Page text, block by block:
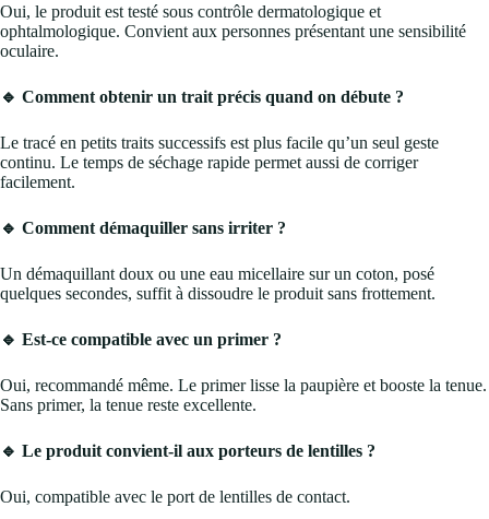
Oui, le produit est testé sous contrôle dermatologique et
ophtalmologique. Convient aux personnes présentant une sensibilité
oculaire.
🔹 Comment obtenir un trait précis quand on débute ?
Le tracé en petits traits successifs est plus facile qu’un seul geste
continu. Le temps de séchage rapide permet aussi de corriger
facilement.
🔹 Comment démaquiller sans irriter ?
Un démaquillant doux ou une eau micellaire sur un coton, posé
quelques secondes, suffit à dissoudre le produit sans frottement.
🔹 Est-ce compatible avec un primer ?
Oui, recommandé même. Le primer lisse la paupière et booste la tenue.
Sans primer, la tenue reste excellente.
🔹 Le produit convient-il aux porteurs de lentilles ?
Oui, compatible avec le port de lentilles de contact.